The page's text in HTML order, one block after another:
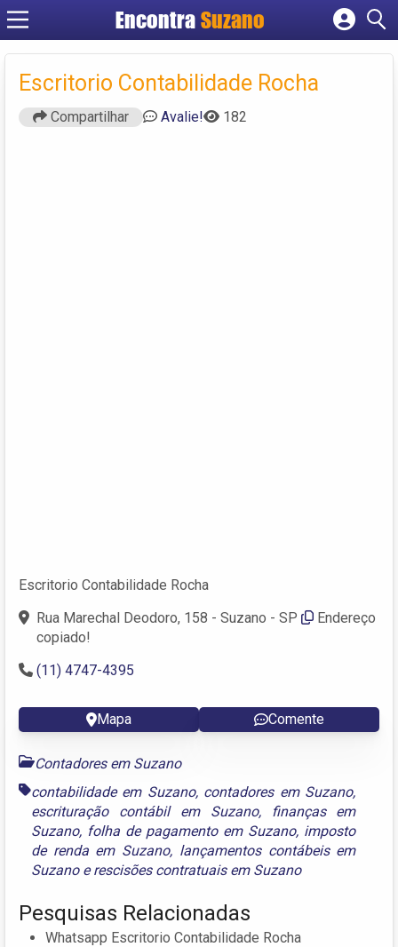
EncontraSuzano
Cadastrar empresa
Criar conta
Escritorio Contabilidade Rocha
Compartilhar Avalie! 182
Escritorio Contabilidade Rocha
Rua Marechal Deodoro, 158 - Suzano - SP
Endereço
copiado!
(11) 4747-4395
Mapa Comente
Contadores em Suzano
contabilidade em Suzano, contadores em Suzano,
escrituração contábil em Suzano,
finanças em
Suzano, folha de pagamento em Suzano, imposto
de renda em Suzano, lançamentos contábeis em
Suzanoerescisões contratuais em Suzano
Pesquisas Relacionadas
Whatsapp Escritorio Contabilidade Rocha